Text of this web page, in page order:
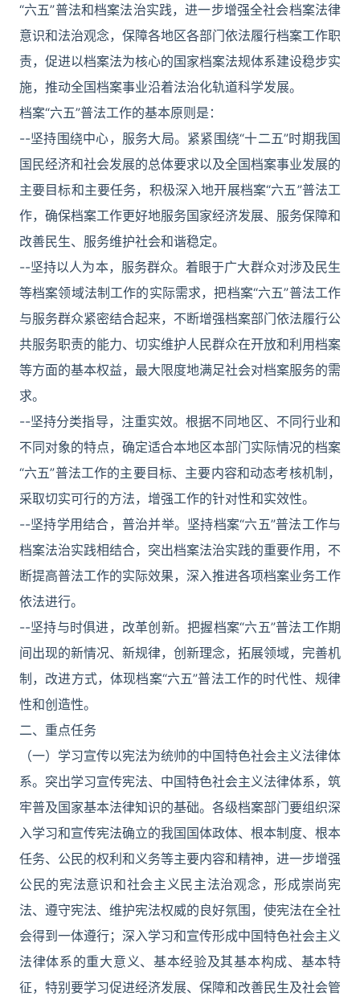
“六五”普法和档案法治实践，进一步增强全社会档案法律
意识和法治观念，保障各地区各部门依法履行档案工作职
责，促进以档案法为核心的国家档案法规体系建设稳步实
施，推动全国档案事业沿着法治化轨道科学发展。
档案“六五”普法工作的基本原则是：
--坚持围绕中心，服务大局。紧紧围绕“十二五”时期我国
国民经济和社会发展的总体要求以及全国档案事业发展的
主要目标和主要任务，积极深入地开展档案“六五”普法工
作，确保档案工作更好地服务国家经济发展、服务保障和
改善民生、服务维护社会和谐稳定。
--坚持以人为本，服务群众。着眼于广大群众对涉及民生
等档案领域法制工作的实际需求，把档案“六五”普法工作
与服务群众紧密结合起来，不断增强档案部门依法履行公
共服务职责的能力、切实维护人民群众在开放和利用档案
等方面的基本权益，最大限度地满足社会对档案服务的需
求。
--坚持分类指导，注重实效。根据不同地区、不同行业和
不同对象的特点，确定适合本地区本部门实际情况的档案
“六五”普法工作的主要目标、主要内容和动态考核机制，
采取切实可行的方法，增强工作的针对性和实效性。
--坚持学用结合，普治并举。坚持档案“六五”普法工作与
档案法治实践相结合，突出档案法治实践的重要作用，不
断提高普法工作的实际效果，深入推进各项档案业务工作
依法进行。
--坚持与时俱进，改革创新。把握档案“六五”普法工作期
间出现的新情况、新规律，创新理念，拓展领域，完善机
制，改进方式，体现档案“六五”普法工作的时代性、规律
性和创造性。
二、重点任务
（一）学习宣传以宪法为统帅的中国特色社会主义法律体
系。突出学习宣传宪法、中国特色社会主义法律体系，筑
牢普及国家基本法律知识的基础。各级档案部门要组织深
入学习和宣传宪法确立的我国国体政体、根本制度、根本
任务、公民的权利和义务等主要内容和精神，进一步增强
公民的宪法意识和社会主义民主法治观念，形成崇尚宪
法、遵守宪法、维护宪法权威的良好氛围，使宪法在全社
会得到一体遵行；深入学习和宣传形成中国特色社会主义
法律体系的重大意义、基本经验及其基本构成、基本特
征，特别要学习促进经济发展、保障和改善民生及社会管